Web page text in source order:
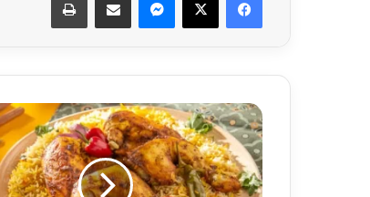
"أحلى
من
المطعم"
طريقة
تحضير